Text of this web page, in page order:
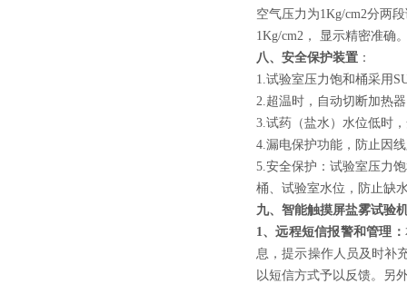
空气压力为1Kg/cm2分两
1Kg/cm2， 显示精密准确
八、安全保护装置 ：
1.试验室压力饱和桶采用
2.超温时，自动切断加热
3.试药（盐水）水位低时
4.漏电保护功能，防止因
5.安全保护：试验室压力
桶、试验室水位，防止缺
九、智能触摸屏盐雾试验
1、远程短信报警和管理：
息，提示操作人员及时补
以短信方式予以反馈。另